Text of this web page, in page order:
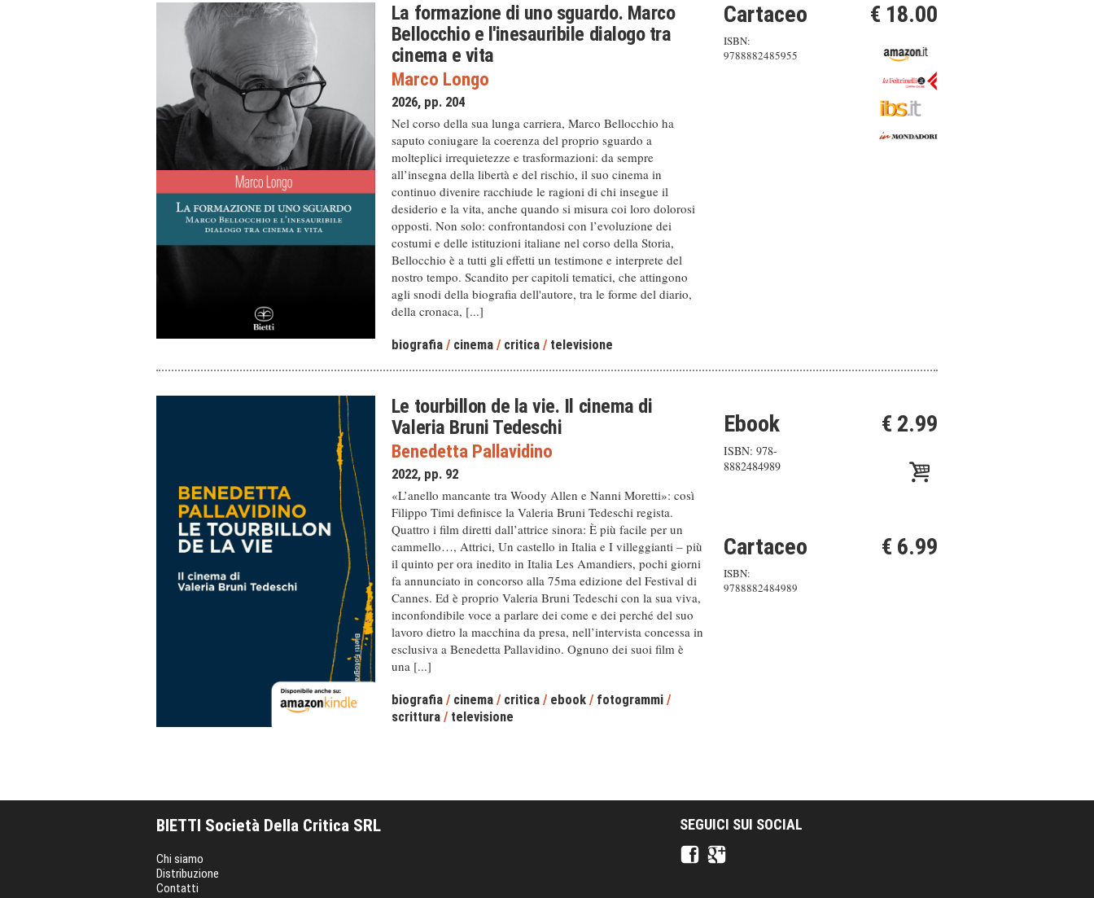
La formazione di uno sguardo. Marco
Bellocchio e l'inesauribile dialogo tra
cinema e vita
Marco Longo
2026, pp. 204
Nel corso della sua lunga carriera, Marco Bellocchio ha
saputo coniugare la coerenza del proprio sguardo a
molteplici irrequietezze e trasformazioni: da sempre
all’insegna della libertà e del rischio, il suo cinema in
continuo divenire racchiude le ragioni di chi insegue il
desiderio e la vita, anche quando si misura coi loro dolorosi
opposti. Non solo: confrontandosi con l’evoluzione dei
costumi e delle istituzioni italiane nel corso della Storia,
Bellocchio è a tutti gli effetti un testimone e interprete del
nostro tempo. Scandito per capitoli tematici, che attingono
agli snodi della biografia dell'autore, tra le forme del diario,
della cronaca, [...]
biografia / cinema / critica / televisione
Cartaceo
ISBN:
9788882485955
€ 18.00
Le tourbillon de la vie. Il cinema di
Valeria Bruni Tedeschi
Benedetta Pallavidino
2022, pp. 92
«L’anello mancante tra Woody Allen e Nanni Moretti»: così
Filippo Timi definisce la Valeria Bruni Tedeschi regista.
Quattro i film diretti dall’attrice sinora: È più facile per un
cammello…, Attrici, Un castello in Italia e I villeggianti – più
il quinto per ora inedito in Italia Les Amandiers, pochi giorni
fa annunciato in concorso alla 75ma edizione del Festival di
Cannes. Ed è proprio Valeria Bruni Tedeschi con la sua viva,
inconfondibile voce a parlare dei come e dei perché del suo
lavoro dietro la macchina da presa, nell’intervista concessa in
esclusiva a Benedetta Pallavidino. Ognuno dei suoi film è
una [...]
biografia / cinema / critica / ebook / fotogrammi /
scrittura / televisione
Ebook
ISBN: 978-
8882484989
€ 2.99
Cartaceo
ISBN:
9788882484989
€ 6.99
BIETTI Società Della Critica SRL
Chi siamo
Distribuzione
Contatti
SEGUICI SUI SOCIAL